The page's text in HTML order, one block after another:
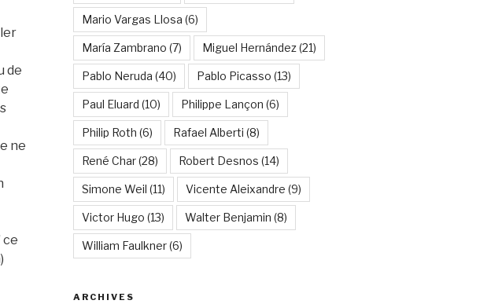
de
ne
ce
Mario Vargas Llosa (6)
María Zambrano (7) Miguel Hernández(21)
Pablo Neruda (40) Pablo Picasso (13)
Paul Eluard (10) Philippe Lançon (6)
Philip Roth (6) Rafael Alberti (8)
René Char(28) Robert Desnos (14)
Simone Weil (11) Vicente Aleixandre (9)
Victor Hugo (13) Walter Benjamin (8)
William Faulkner(6)
ARCHIVES